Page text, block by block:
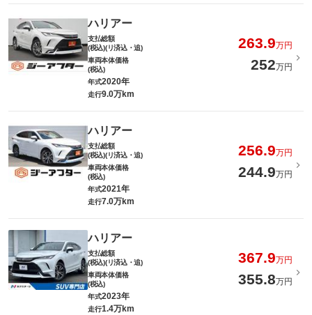
ハリアー
支払総額
(税込)(リ済込・追)
263.9万円
車両本体価格
(税込)
252万円
年式2020年
走行9.0万km
ハリアー
支払総額
(税込)(リ済込・追)
256.9万円
車両本体価格
(税込)
244.9万円
年式2021年
走行7.0万km
ハリアー
支払総額
(税込)(リ済込・追)
367.9万円
車両本体価格
(税込)
355.8万円
年式2023年
走行1.4万km